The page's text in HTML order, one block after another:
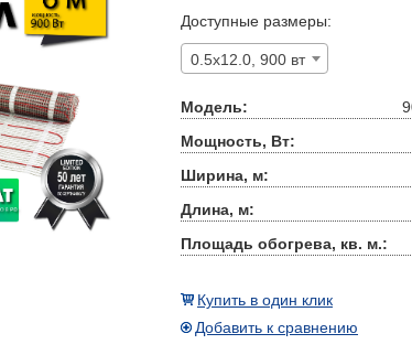
Доступные размеры:
0.5x12.0, 900 вт
Модель:
Мощность, Вт:
Ширина, м:
Длина, м:
Площадь обогрева, кв. м.:
Купить в один клик
Добавить к сравнению